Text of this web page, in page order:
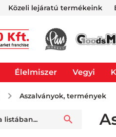
Közeli lejáratú termékeink
Élelmiszer Vegyi
Aszalványok, termények